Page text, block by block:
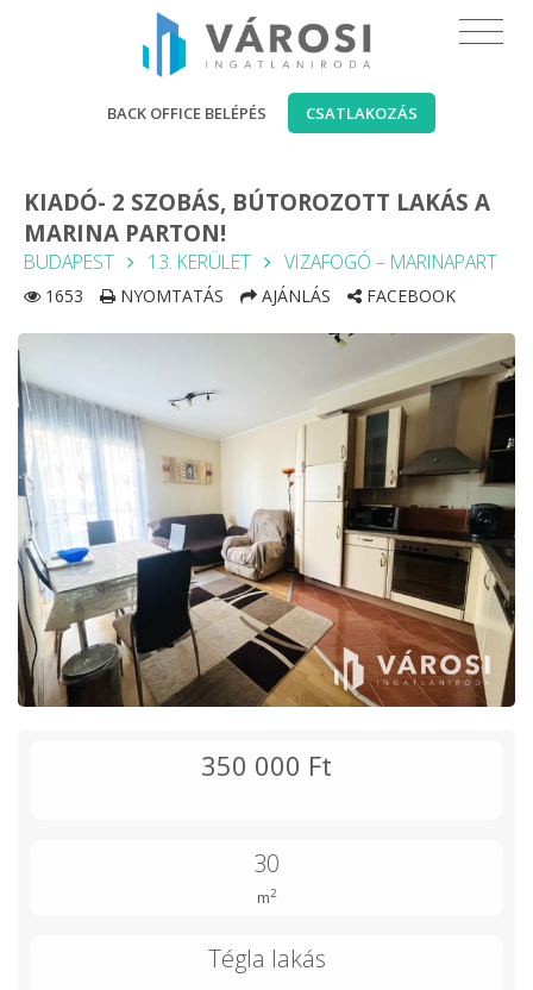
BACK OFFICE BELÉPÉS CSATLAKOZÁS
KIADÓ- 2 SZOBÁS, BÚTOROZOTT LAKÁS A
MARINA PARTON!
BUDAPEST 13. KERÜLET VIZAFOGÓ – MARINAPART
1653 NYOMTATÁS AJÁNLÁS FACEBOOK
350 000 Ft
30
m2
Tégla lakás